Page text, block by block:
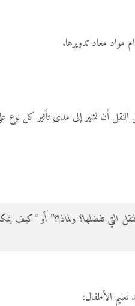
معاد تدويرها.
أن نشير إلى مدى تأثير كل نوع على
التي تفضلها؟ ولماذا؟” أو “كيف
الأطفال: